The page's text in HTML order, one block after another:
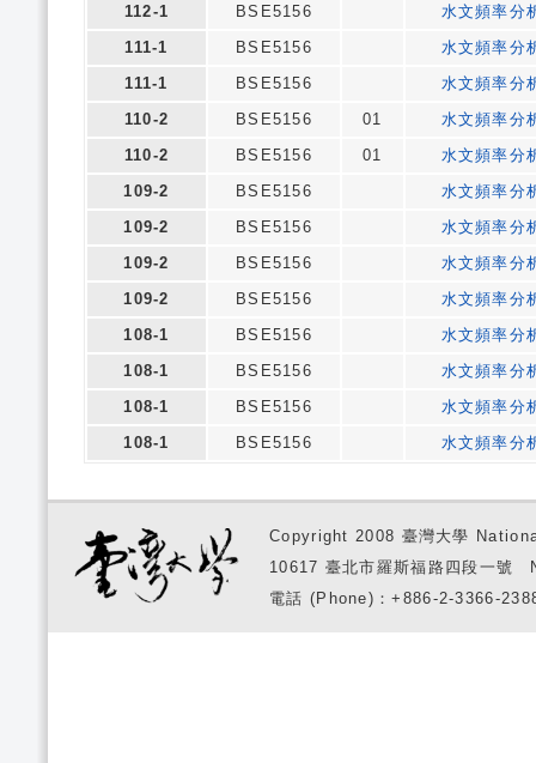
112-1
BSE5156
水文頻率分
111-1
BSE5156
水文頻率分
111-1
BSE5156
水文頻率分
110-2
BSE5156 01
水文頻率分
110-2
BSE5156 01
水文頻率分
109-2
BSE5156
水文頻率分
109-2
BSE5156
水文頻率分
109-2
BSE5156
水文頻率分
109-2
BSE5156
水文頻率分
108-1
BSE5156
水文頻率分
108-1
BSE5156
水文頻率分
108-1
BSE5156
水文頻率分
108-1
BSE5156 水文頻率分
Copyright 2008 臺灣大學
10617 臺北市羅斯福路四段一
電話 (Phone)：+886-2-3366-